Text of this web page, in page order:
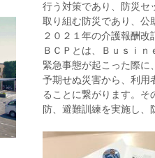
行う対策であり、防災セ
取り組む防災であり、公
２０２１年の介護報酬改
ＢＣＰとは、Ｂｕｓｉ
緊急事態が起こった際に
予期せぬ災害から、利用
ることに繋がります。
防、避難訓練を実施し、